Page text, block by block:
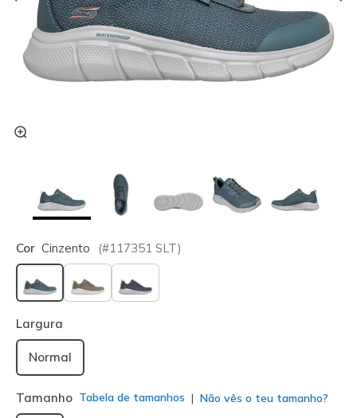
Cor Cinzento (#117351 SLT)
selecionado
Largura
Normal
Tamanho Tabela de tamanhos Não vês o teu tamanho?